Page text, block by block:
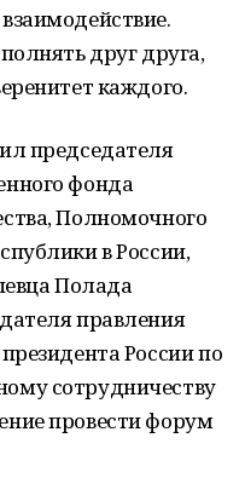
друг друга,
каждого.
председателя
фонда
Полномочного
в России,
Полада
правления
России по
сотрудничеству
провести форум